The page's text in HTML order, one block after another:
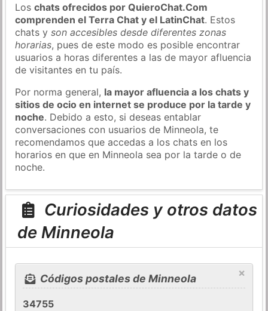
Loschats ofrecidos por QuieroChat.Com
comprenden el Terra Chat y el LatinChat. Estos
chats yson accesibles desde diferentes zonas
horarias, pues de este modo es posible encontrar
usuarios a horas diferentes a las de mayor afluencia
de visitantes en tu país.
Por norma general, la mayor afluencia a los chats y
sitios de ocio en internet se produce por la tarde y
noche. Debido a esto, si deseas entablar
conversaciones con usuarios de Minneola, te
recomendamos que accedas a los chats en los
horarios en que en Minneola sea por la tarde o de
noche.
Curiosidades y otros datos
de Minneola
×
Códigos postales de Minneola
34755